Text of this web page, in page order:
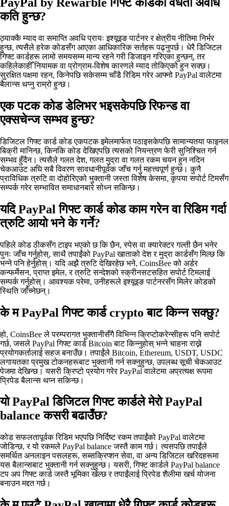
कति हुन्छ?
ठ्याक्कै म्याद वा समाप्ति अवधि प्रायः इश्यूइङ पार्टनर र क्षेत्रीय नीतिमा निर्भर
हुन्छ, त्यसैले हरेक कोडसँग आएका आधिकारिक सर्तहरू पढ्नुपर्छ। धेरै डिजिटल
गिफ्ट कार्डहरू लामो समयसम्म मान्य रहने गरी डिजाइन गरिएका हुन्छन्, तर
कहिलेकाहीँ नियामक वा प्रोग्राम‑विशेष कारणले म्याद तोकिएको हुन सक्छ।
सुरक्षित पक्षमा रहन, किनेपछि सकेसम्म चाँडै रिडिम गरेर आफ्नो PayPal वालेटमा
बैलान्स थप्नु राम्रो हुन्छ।
एक पटक कोड डेलिभर भइसकेपछि रिफन्ड वा
एक्सचेन्ज सम्भव हुन्छ?
डिजिटल गिफ्ट कार्ड कोड एकपटक इमेलमार्फत पठाइसकेपछि सामान्यतया फाइनल
बिक्री मानिन्छ, किनकि कोड देखिएपछि त्यसको नियन्त्रण फेरी सुनिश्चित गर्न
सम्भव हुँदैन। त्यसैले गलत देश, गलत मुद्रा वा गलत रकम चयन हुन नदिन
चेकआउट अघि सबै विवरण सावधानीपूर्वक जाँच गर्नु महत्त्वपूर्ण हुन्छ। कुनै
प्राविधिक त्रुटि वा दोहोरिएको भुक्तानी जस्ता विशेष केसमा, कृपया सपोर्ट टिमसँग
सम्पर्क गरेर सम्भावित समाधानबारे सोध्न सकिन्छ।
यदि PayPal गिफ्ट कार्ड कोड काम गरेन वा रिडिम गर्दा
त्रुटि आयो भने के गर्ने?
पहिले कोड ठीकसँग टाइप भएको छ कि छैन, स्पेस वा क्यारेक्टर गल्ती छैन भनेर
पुनः जाँच गर्नुहोस्, साथै तपाईंको PayPal खाताको देश र मुद्रा कार्डसँग मिल्छ कि
भन्ने पनि हेर्नुहोस्। यदि अझै त्रुटि देखिरहेछ भने, CoinsBee को अर्डर
कन्फर्मेसन, प्राप्त इमेल, र त्रुटि सन्देशको स्क्रीनसटसहित सपोर्ट टिमलाई
सम्पर्क गर्नुहोस्। आवश्यक परेमा, उनीहरूले इश्यूइङ पार्टनरसँग मिलेर कोडको
स्थिति जाँच्नेछन्।
के म PayPal गिफ्ट कार्ड crypto बाट किन्न सक्छु?
हो, CoinsBee ले परम्परागत भुक्तानीसँगै विभिन्न क्रिप्टोकरेन्सीहरू पनि सपोर्ट
गर्छ, जसले PayPal गिफ्ट कार्ड Bitcoin बाट किन्नुहोस् भन्ने चाहना राख्ने
प्रयोगकर्तालाई सहज बनाउँछ। तपाईंले Bitcoin, Ethereum, USDT, USDC
लगायतका प्रमुख टोकनहरूबाट भुक्तानी गर्न सक्नुहुन्छ, उपलब्ध सूची चेकआउट
पेजमा देखिन्छ। यसरी क्रिप्टो प्रयोग गरेर PayPal वालेटमा अप्रत्यक्ष रूपमा
प्रिपेड बैलान्स थप्न सकिन्छ।
यो PayPal डिजिटल गिफ्ट कार्डले मेरो PayPal
balance कसरी बढाउँछ?
कोड सफलतापूर्वक रिडिम भएपछि निर्दिष्ट रकम तपाईंको PayPal वालेटमा
जोडिन्छ, र यो रकमले PayPal balance जस्तै काम गर्छ। त्यसपछि तपाईंले
समर्थित अनलाइन पसलहरू, सब्सक्रिप्शन सेवा, वा अन्य डिजिटल खरिदहरूमा
यस बैलान्सबाट भुक्तानी गर्न सक्नुहुन्छ। यसरी, गिफ्ट कार्डले PayPal balance
टप अप गिफ्ट कार्ड जस्तै भूमिका खेल्छ र तपाईंलाई प्रिपेड शैलीमा खर्च योजना
बनाउन मद्दत गर्छ।